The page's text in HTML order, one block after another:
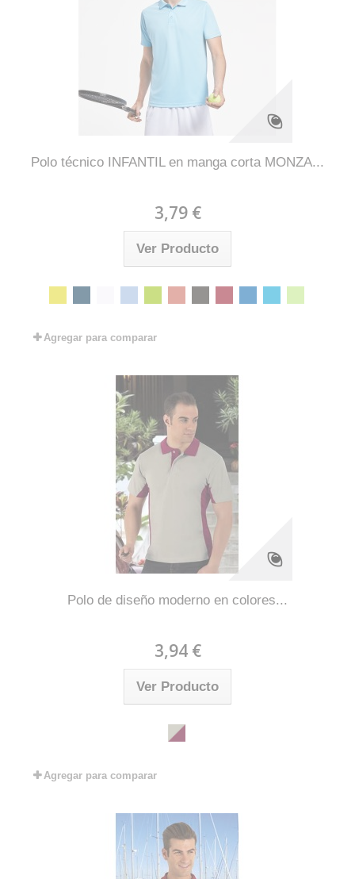
Polo técnico INFANTIL en manga corta MONZA...
3,79 €
Ver Producto
Agregar para comparar
Polo de diseño moderno en colores...
3,94 €
Ver Producto
Agregar para comparar